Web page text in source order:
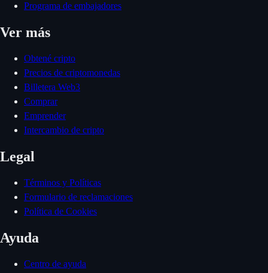
Programa de embajadores
Ver más
Obtené cripto
Precios de criptomonedas
Billetera Web3
Comprar
Emprender
Intercambio de cripto
Legal
Términos y Políticas
Formulario de reclamaciones
Política de Cookies
Ayuda
Centro de ayuda